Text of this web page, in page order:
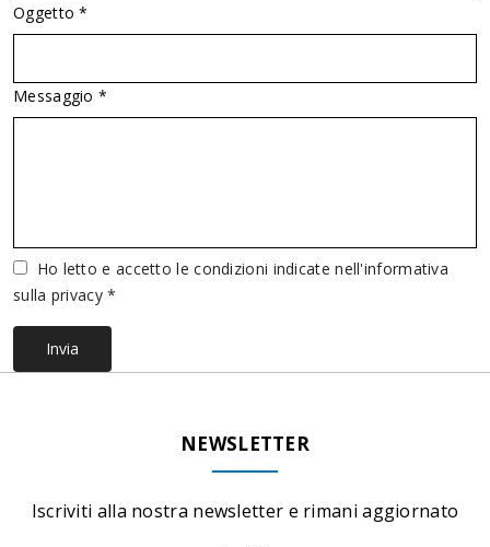
Oggetto *
Messaggio *
VuotoHo letto e accetto le condizioni indicate nell'informativa
sulla privacy *
Invia
NEWSLETTER
Iscriviti alla nostra newsletter e rimani aggiornato